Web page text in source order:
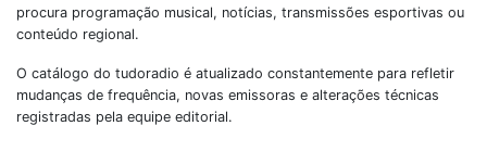
procura programação musical, notícias, transmissões esportivas ou
conteúdo regional.
O catálogo do tudoradio é atualizado constantemente para refletir
mudanças de frequência, novas emissoras e alterações técnicas
registradas pela equipe editorial.